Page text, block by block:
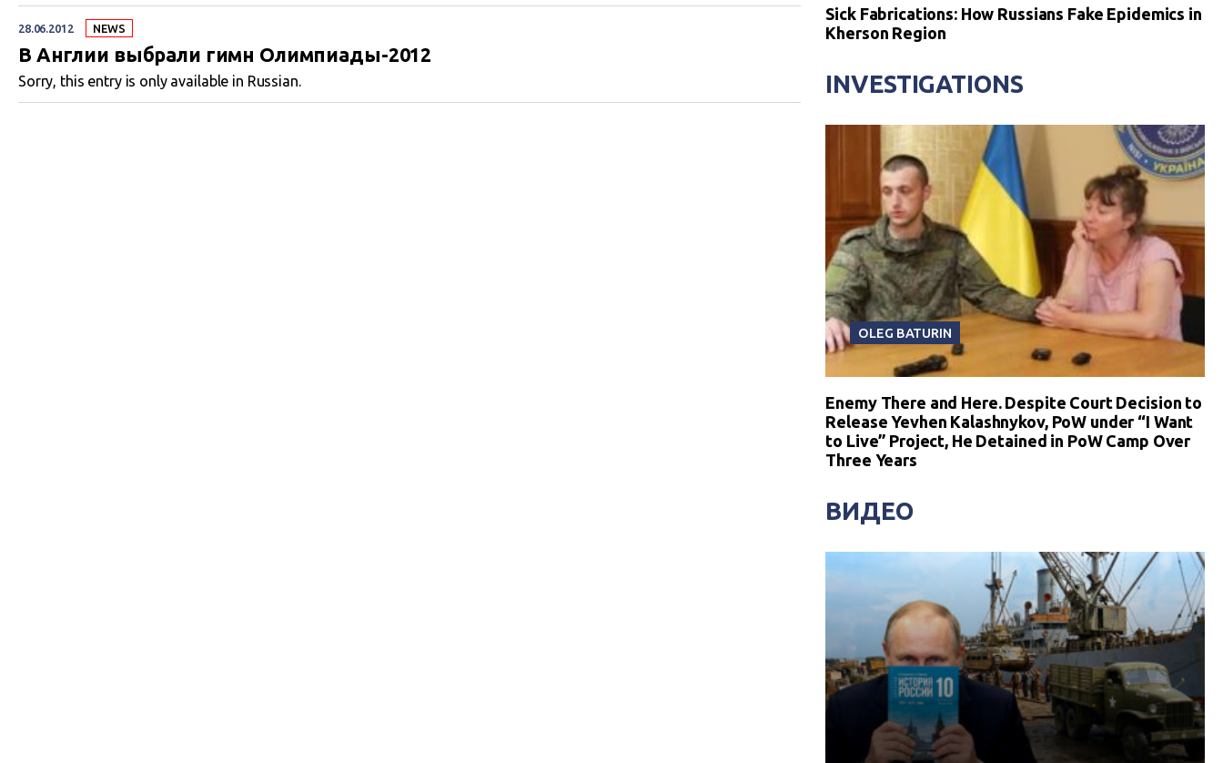
28.06.2012 NEWS
В Англии выбрали гимн Олимпиады-2012
Sorry, this entry is only available in Russian.
Sick Fabrications: How Russians Fake Epidemics in
Kherson Region
INVESTIGATIONS
OLEG BATURIN
Enemy There and Here. Despite Court Decision to
Release Yevhen Kalashnykov, PoW under “I Want
to Live” Project, He Detained in PoW Camp Over
Three Years
ВИДЕО